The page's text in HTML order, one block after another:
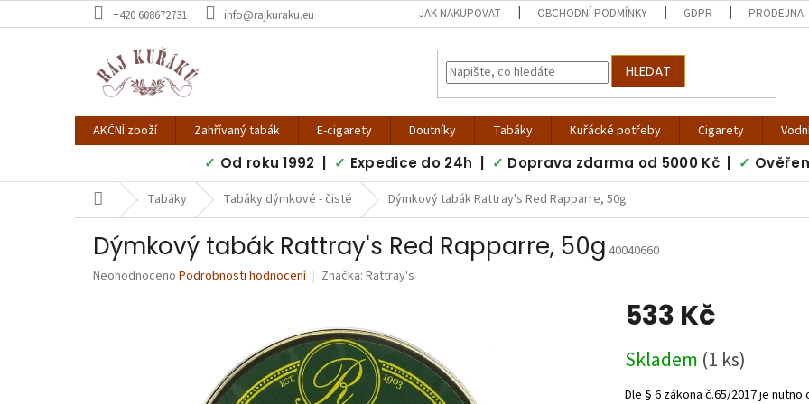
na
+420 608672731 info@rajkuraku.eu JAK NAKUPOVAT OBCHODNÍ PODMÍNKY GDPR PRODEJNA
HLEDAT
AKČNÍ zboží Zahřívaný tabák E-cigarety Doutníky Tabáky Kuřácké potřeby Cigarety
✓ Od roku 1992 | ✓ Expedice do 24h | ✓ Doprava zdarma od 5000 Kč | ✓
Domů Tabáky Tabáky dýmkové - čisté Dýmkový tabák Rattray's Red Rapparre, 50g
Dýmkový tabák Rattray's Red Rapparre, 50g 40040660
Průměrné
Neohodnoceno Podrobnosti hodnocení Značka: Rattray's
533 Kč
cena:
Skladem (1 ks)